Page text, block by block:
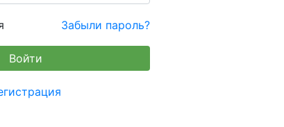
Забыли пароль?